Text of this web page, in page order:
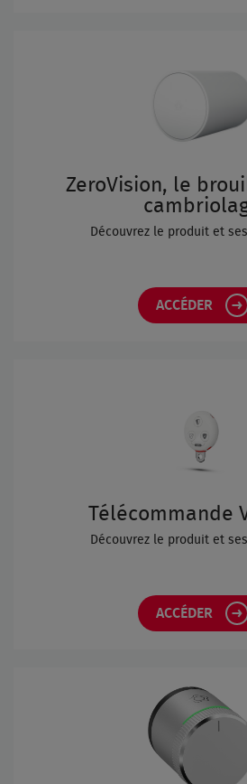
ZeroVision, le
Découvrez le produit et
ACCÉDER
Télécommande
Découvrez le produit et
ACCÉDER